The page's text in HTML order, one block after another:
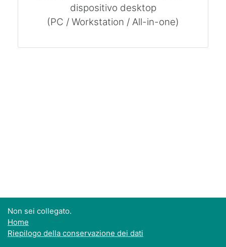
dispositivo desktop
(PC / Workstation / All-in-one)
Non sei collegato.
Home
Riepilogo della conservazione dei dati